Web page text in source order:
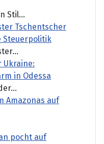
Stil...
Tschentscher
Steuerpolitik
Ukraine:
in Odessa
Amazonas auf
pocht auf